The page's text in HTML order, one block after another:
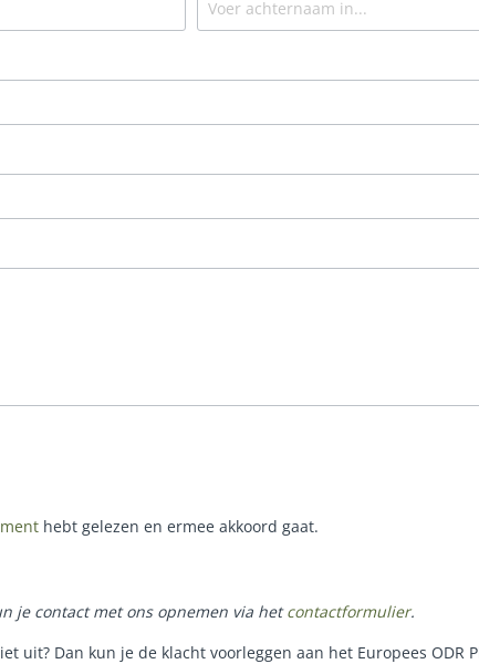
hebt gelezen en ermee akkoord gaat.
je contact met ons opnemen via hetcontactformulier.
uit? Dan kun je de klacht voorleggen aan het Europees ODR